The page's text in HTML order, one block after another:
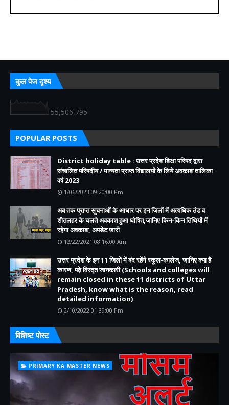
कुल पेज दृश्य
55,506,795
POPULAR POSTS
District holiday table : उत्तर प्रदेश शिक्षा परिषद द्वारा
संचालित परिषदीय / मान्यता प्राप्त विद्यालयों के लिये अवकाश तालिका
वर्ष 2023
1/06/2023 09:20:00 Pm
अब तक प्राप्त सूचनाओं के आधार पर इन जिलों में अत्यधिक ठंड व
शीतलहर के चलते अवकाश हुआ घोषित,जानिए किन-किन तिथियों में
रहेगा अवकाश, अपडेट जारी
12/22/2021 08:16:00 Am
उत्तर प्रदेश के इन 11 जिलों में बंद रहेंगे स्कूल-कालेज, जानिए क्या है
कारण, पढ़े विस्तृत जानकारी (Schools and colleges will
remain closed in these 11 districts of Uttar
Pradesh, know what is the reason, read
detailed information)
2/10/2022 01:39:00 Pm
विशिष्ट पोस्ट
PRIMARY KA MASTER NEWS